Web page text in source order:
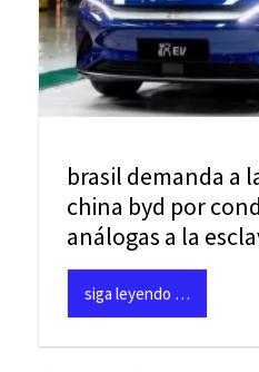
brasil demanda a
china byd por
análogas a la
siga leyendo …